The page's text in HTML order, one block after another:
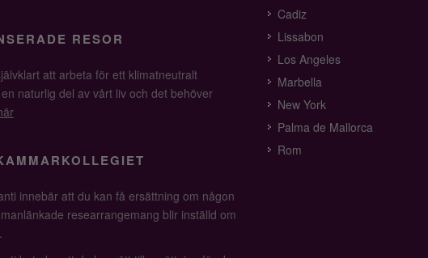
RESOR
att arbeta för ett klimatneutralt
naturlig del av vårt liv och det behöver
innebär att du kan få ersättning om någon
researrangemang blir inställd om
Cadiz
Lissabon
Los Angeles
Marbella
New York
Palma de Mallorca
Rom